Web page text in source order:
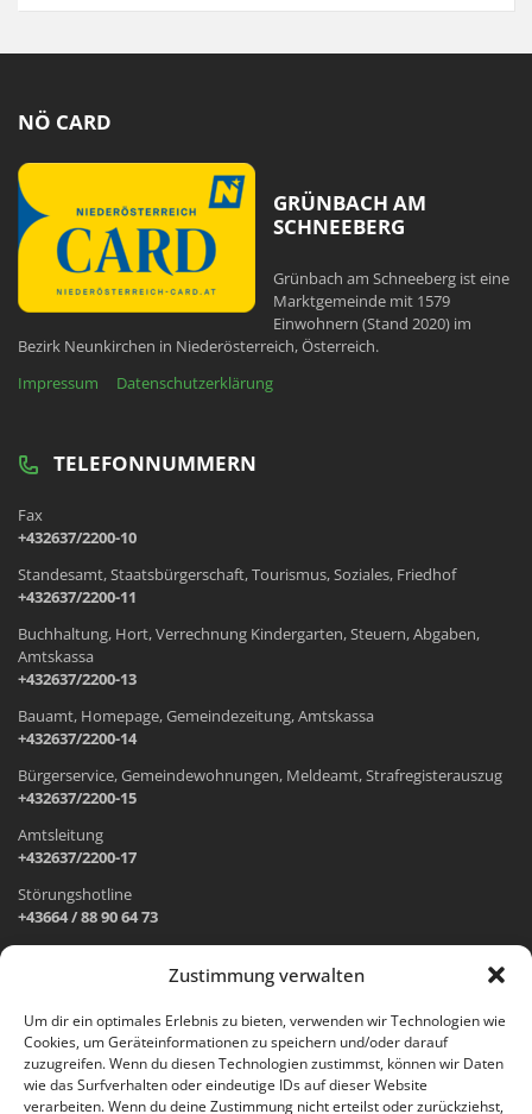
Zustimmung verwalten
Um dir ein optimales Erlebnis zu bieten, verwenden wir Technologien wie
Cookies, um Geräteinformationen zu speichern und/oder darauf
zuzugreifen. Wenn du diesen Technologien zustimmst, können wir Daten
wie das Surfverhalten oder eindeutige IDs auf dieser Website
verarbeiten. Wenn du deine Zustimmung nicht erteilst oder zurückziehst,
NÖ CARD
GRÜNBACH AM
SCHNEEBERG
Grünbach am Schneeberg ist eine
Marktgemeinde mit 1579
Einwohnern (Stand 2020) im
Bezirk Neunkirchen in Niederösterreich, Österreich.
Impressum
Datenschutzerklärung
TELEFONNUMMERN
Fax
+432637/2200-10
Standesamt, Staatsbürgerschaft, Tourismus, Soziales, Friedhof
+432637/2200-11
Buchhaltung, Hort, Verrechnung Kindergarten, Steuern, Abgaben,
Amtskassa
+432637/2200-13
Bauamt, Homepage, Gemeindezeitung, Amtskassa
+432637/2200-14
Bürgerservice, Gemeindewohnungen, Meldeamt, Strafregisterauszug
+432637/2200-15
Amtsleitung
+432637/2200-17
Störungshotline
+43664 / 88 90 64 73
Wr. Neustädter Straße 1
2733 Grünbach am Schneeberg
Öffnungszeiten Gemeindeamt: